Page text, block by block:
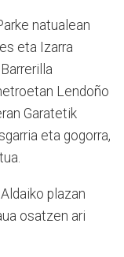
natualean
eta Izarra
Lendoño
Garatetik
eta gogorra,
plazan
osatzen ari